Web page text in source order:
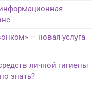
— новая услуга
личной гигиены
знать?